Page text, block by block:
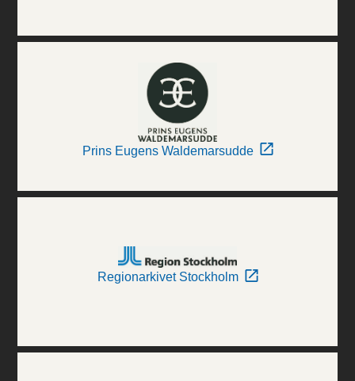
Prins Eugens Waldemarsudde
Regionarkivet Stockholm